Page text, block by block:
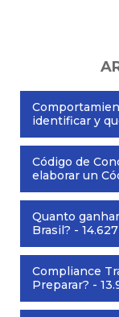
identificar y
Código de
elaborar un
Quanto
Brasil? -
Compliance
Preparar? -